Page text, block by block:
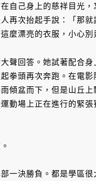
自己身上的慈祥目光
再次抬起手說：「那
麼漂亮的衣服，小心別
聲回答。她試著配合
拳頭再次奔跑。在電影
傾盆而下，但是山丘
動場上正在進行的緊
一決勝負。都是學區